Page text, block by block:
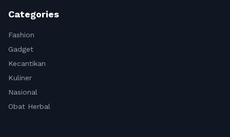
Categories
Fashion
Gadget
Kecantikan
Kuliner
Nasional
Obat Herbal